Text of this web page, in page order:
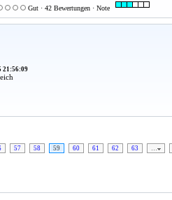
Gut · 42 Bewertungen · Note
21:56:09
57 58 59 60 61 62 63